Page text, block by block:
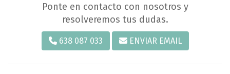
Ponte en contacto con nosotros y
resolveremos tus dudas.
638 087 033 ENVIAR EMAIL